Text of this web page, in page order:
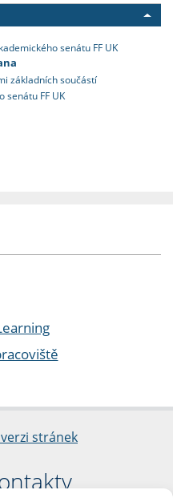
senátu FF UK
základních součástí
senátu FF UK
stránek